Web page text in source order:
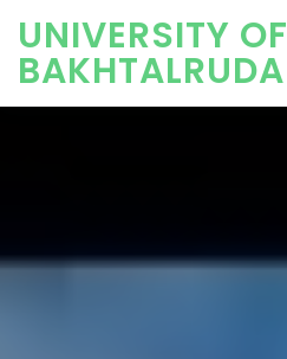
UNIVERSITY OF
BAKHTALRUDA